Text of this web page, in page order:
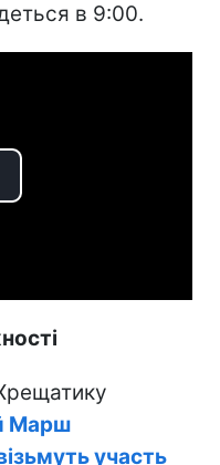
в 9:00.
Марш
участь